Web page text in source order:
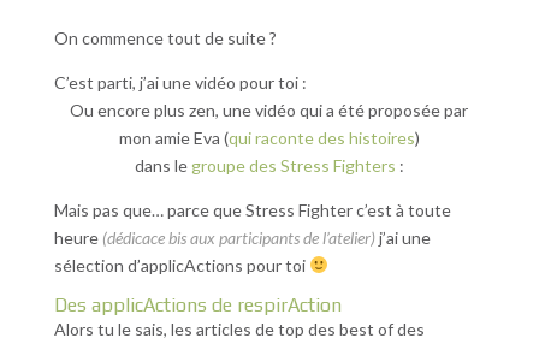
On commence tout de suite ?
C’est parti, j’ai une vidéo pour toi :
Ou encore plus zen, une vidéo qui a été proposée par
mon amie Eva (qui raconte des histoires)
dans le groupe des Stress Fighters :
Mais pas que… parce que Stress Fighter c’est à toute
heure (dédicace bis aux participants de l’atelier)j’ai une
sélection d’applicActions pour toi
Des applicActions de respirAction
Alors tu le sais, les articles de top des best of des